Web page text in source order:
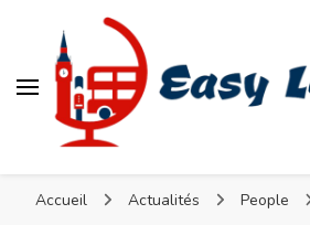
Accueil Actualités
People